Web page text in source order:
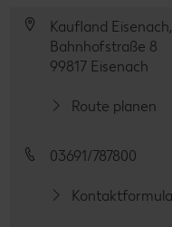
Kaufland
Bahnhofstraße 8
99817 Eisenach
Route planen
03691/787800